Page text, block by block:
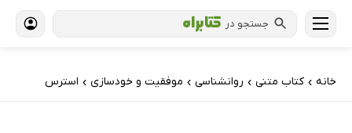
جستجو در
خانه › کتاب‌ متنی › روانشناسی › موفقیت و خودسازی › استرس